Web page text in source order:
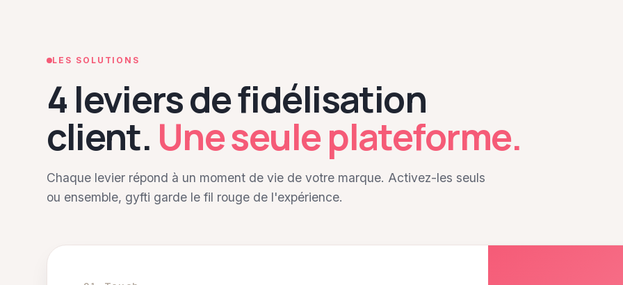
LES SOLUTIONS
4 leviers de fidélisation
client. Une seule plateforme.
Chaque levier répond à un moment de vie de votre marque. Activez-les seuls
ou ensemble, gyfti garde le fil rouge de l'expérience.